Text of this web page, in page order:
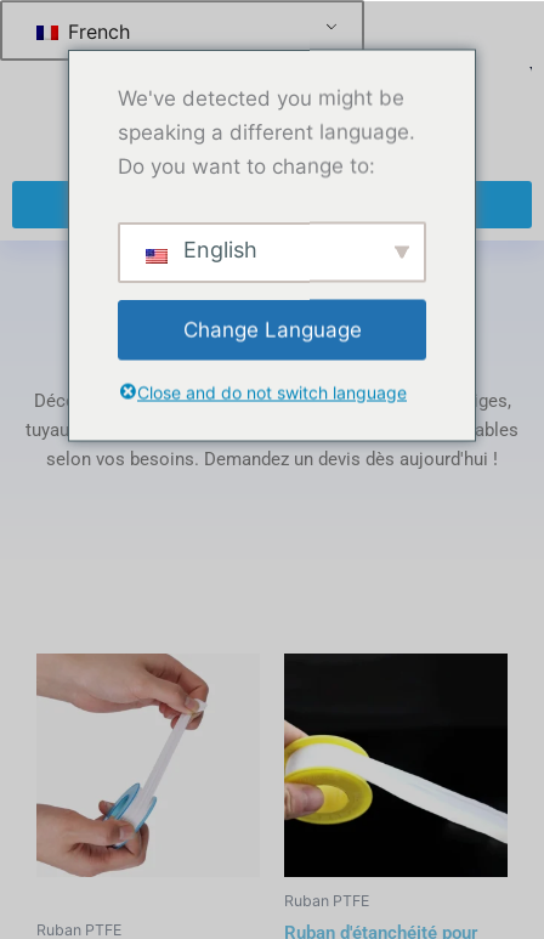
French
Étiquette : teflon pipe tape
Découvrez notre gamme de produits en PTFE : tubes, tiges,
tuyaux ondulés, joints et films. Entièrement personnalisables
selon vos besoins. Demandez un devis dès aujourd'hui !
Ruban PTFE
Ruban PTFE
Ruban d'étanchéité pour
We've detected you might be
speaking a different language.
Do you want to change to:
English
Change Language
Close and do not switch language